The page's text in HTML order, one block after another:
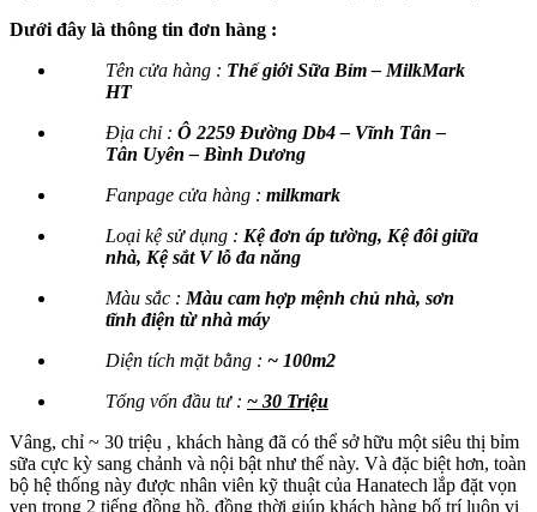
Dưới đây là thông tin đơn hàng :
Tên cửa hàng : Thế giới Sữa Bỉm – MilkMark
HT
Địa chỉ : Ô 2259 Đường Db4 – Vĩnh Tân –
Tân Uyên – Bình Dương
Fanpage cửa hàng : milkmark
Loại kệ sử dụng : Kệ đơn áp tường, Kệ đôi giữa
nhà, Kệ sắt V lỗ đa năng
Màu sắc : Màu cam hợp mệnh chủ nhà, sơn
tĩnh điện từ nhà máy
Diện tích mặt bằng : ~ 100m2
Tổng vốn đầu tư : ~ 30 Triệu
Vâng, chỉ ~ 30 triệu , khách hàng đã có thể sở hữu một siêu thị bỉm
sữa cực kỳ sang chảnh và nội bật như thế này. Và đặc biệt hơn, toàn
bộ hệ thống này được nhân viên kỹ thuật của Hanatech lắp đặt vọn
vẹn trong 2 tiếng đồng hồ, đồng thời giúp khách hàng bố trí luôn vị